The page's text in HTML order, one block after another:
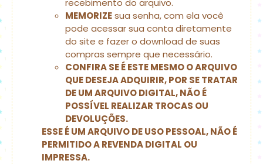
recebimento do arquivo.
MEMORIZEsua senha, com ela você
pode acessar sua conta diretamente
do site e fazer o download de suas
compras sempre que necessário.
CONFIRA SE É ESTE MESMO O ARQUIVO
QUE DESEJA ADQUIRIR, POR SE TRATAR
DE UM ARQUIVO DIGITAL, NÃO É
POSSÍVEL REALIZAR TROCAS OU
DEVOLUÇÕES.
ESSE É UM ARQUIVO DE USO PESSOAL, NÃO É
PERMITIDO A REVENDA DIGITAL OU
IMPRESSA.